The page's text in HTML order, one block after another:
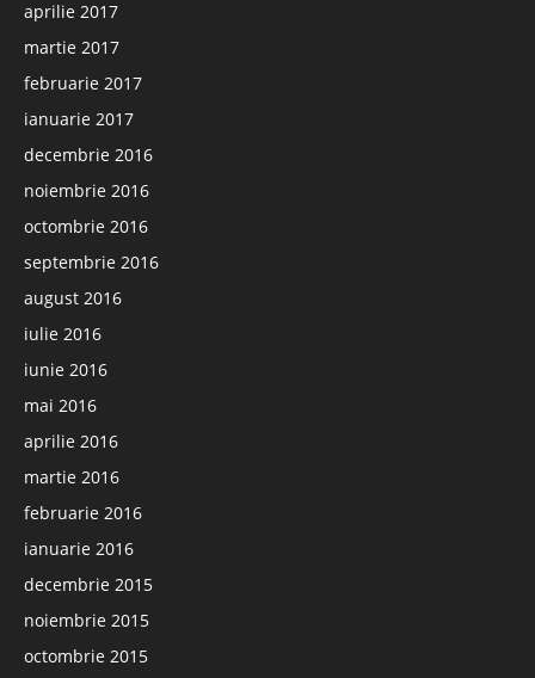
aprilie 2017
martie 2017
februarie 2017
ianuarie 2017
decembrie 2016
noiembrie 2016
octombrie 2016
septembrie 2016
august 2016
iulie 2016
iunie 2016
mai 2016
aprilie 2016
martie 2016
februarie 2016
ianuarie 2016
decembrie 2015
noiembrie 2015
octombrie 2015